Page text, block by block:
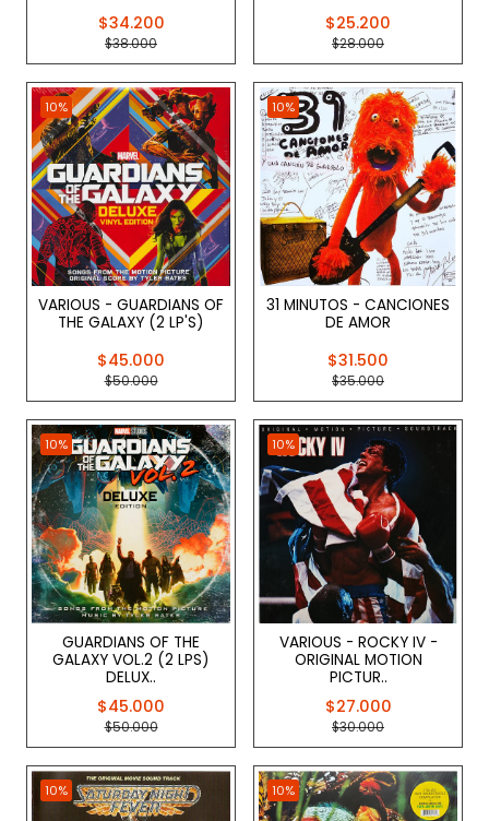
$34.200
$38.000
$25.200
$28.000
10%
VARIOUS - GUARDIANS OF
THE GALAXY (2 LP'S)
$45.000
$50.000
10%
31 MINUTOS - CANCIONES
DE AMOR
$31.500
$35.000
10%
GUARDIANS OF THE
GALAXY VOL.2 (2 LPS)
DELUX..
$45.000
$50.000
10%
VARIOUS - ROCKY IV -
ORIGINAL MOTION
PICTUR..
$27.000
$30.000
10% 10%